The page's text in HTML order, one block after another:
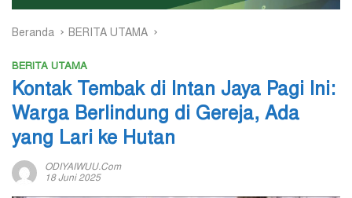
Beranda BERITA UTAMA
BERITA UTAMA
Kontak Tembak di Intan Jaya Pagi Ini:
Warga Berlindung di Gereja, Ada
yang Lari ke Hutan
ODIYAIWUU.com
18 Juni 2025